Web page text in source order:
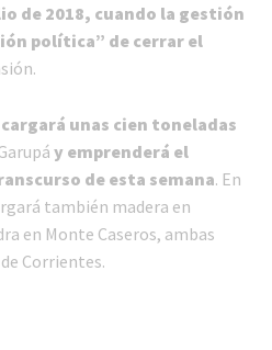
de 2018, cuando la gestión
política” de cerrar el
unas cien toneladas
y emprenderá el
de esta semana. En
también madera en
en Monte Caseros, ambas
Corrientes.